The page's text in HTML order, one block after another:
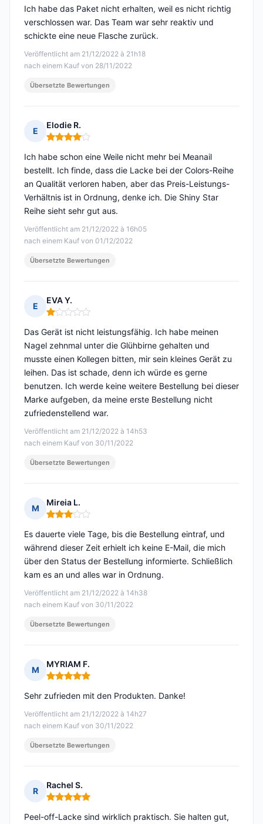
Veröffentlicht am 21/12/2022 à 21h18
nach einem Kauf von 28/11/2022
Ich habe das Paket nicht erhalten, weil es nicht richtig
verschlossen war. Das Team war sehr reaktiv und
schickte eine neue Flasche zurück.
Übersetzte Bewertungen
E
Elodie R.
Hinweis: 4 von 5
Veröffentlicht am 21/12/2022 à 16h05
nach einem Kauf von 01/12/2022
Ich habe schon eine Weile nicht mehr bei Meanail
bestellt. Ich finde, dass die Lacke bei der Colors-Reihe
an Qualität verloren haben, aber das Preis-Leistungs-
Verhältnis ist in Ordnung, denke ich. Die Shiny Star
Reihe sieht sehr gut aus.
Übersetzte Bewertungen
E
EVA Y.
Hinweis: 1 von 5
Veröffentlicht am 21/12/2022 à 14h53
nach einem Kauf von 30/11/2022
Das Gerät ist nicht leistungsfähig. Ich habe meinen
Nagel zehnmal unter die Glühbirne gehalten und
musste einen Kollegen bitten, mir sein kleines Gerät zu
leihen. Das ist schade, denn ich würde es gerne
benutzen. Ich werde keine weitere Bestellung bei dieser
Marke aufgeben, da meine erste Bestellung nicht
zufriedenstellend war.
Übersetzte Bewertungen
M
Mireia L.
Hinweis: 3 von 5
Veröffentlicht am 21/12/2022 à 14h38
nach einem Kauf von 30/11/2022
Es dauerte viele Tage, bis die Bestellung eintraf, und
während dieser Zeit erhielt ich keine E-Mail, die mich
über den Status der Bestellung informierte. Schließlich
kam es an und alles war in Ordnung.
Übersetzte Bewertungen
M
MYRIAM F.
Hinweis: 5 von 5
Veröffentlicht am 21/12/2022 à 14h27
nach einem Kauf von 30/11/2022
Sehr zufrieden mit den Produkten. Danke!
Übersetzte Bewertungen
R
Rachel S.
Hinweis: 5 von 5
Peel-off-Lacke sind wirklich praktisch. Sie halten gut,